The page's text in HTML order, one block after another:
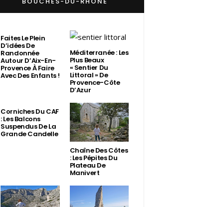
Faites Le Plein
D’idées De
Randonnée
Autour D’Aix-En-
Provence À Faire
Avec Des Enfants !
Méditerranée : Les
Plus Beaux
« Sentier Du
Littoral » De
Provence-Côte
D’Azur
Corniches Du CAF
: Les Balcons
Suspendus De La
Grande Candelle
Chaîne Des Côtes
: Les Pépites Du
Plateau De
Manivert